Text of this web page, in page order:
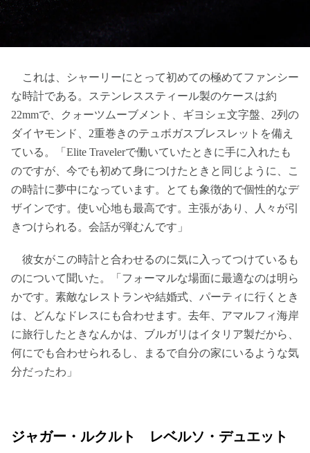
これは、シャーリーにとって初めての極めてファンシー
な時計である。ステンレススティール製のケースは約
22mmで、クォーツムーブメント、ギヨシェ文字盤、2列の
ダイヤモンド、2重巻きのテュボガスブレスレットを備え
ている。「Elite Travelerで働いていたときに手に入れたも
のですが、今でも初めて身につけたときと同じように、こ
の時計に夢中になっています。とても象徴的で個性的なデ
ザインです。使い心地も最高です。主張があり、人々が引
きつけられる。会話が弾むんです」
彼女がこの時計と合わせるのに気に入ってつけているも
のについて聞いた。「フォーマルな場面に最適なのは明ら
かです。素敵なレストランや結婚式、パーティに行くとき
は、どんなドレスにも合わせます。去年、アマルフィ海岸
に旅行したときなんかは、ブルガリはイタリア製だから、
何にでも合わせられるし、まるで自分の家にいるような気
分だったわ」
ジャガー・ルクルト レベルソ・デュエット